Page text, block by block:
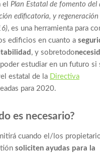
el Plan Estatal de fomento del
edificatoria, y
, es una herramienta para
edificios en cuanto a
, y sobretodo
estudiar en un futuro si
estatal de la Directiva
para 2020.
es necesario?
cuando el/los
soliciten ayudas para la